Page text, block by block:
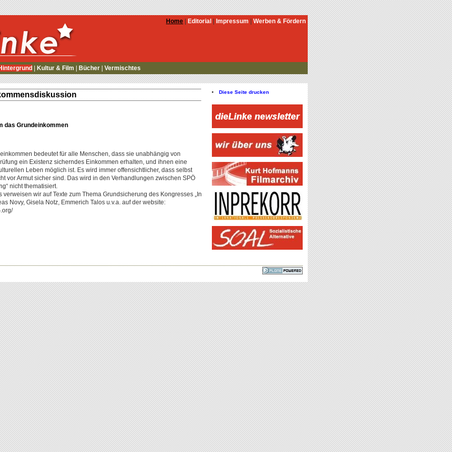
Home Editorial Impressum Werben & Fördern
Kultur & Film Bücher Vermischtes
das Grundeinkommen
bedeutet für alle Menschen, dass sie unabhängig von
ein Existenz sicherndes Einkommen erhalten, und ihnen eine
Leben möglich ist. Es wird immer offensichtlicher, dass selbst
vor Armut sicher sind. Das wird in den Verhandlungen zwischen SPÖ
nicht thematisiert.
wir auf Texte zum Thema Grundsicherung des Kongresses „In
Novy, Gisela Notz, Emmerich Talos u.v.a. auf der website:
Diese Seite drucken